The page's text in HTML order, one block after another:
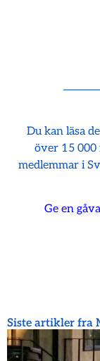
Du kan läsa
över 15 000
medlemmar i
Ge en
Siste artikler fra